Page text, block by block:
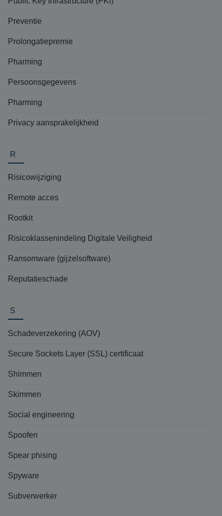
Preventie
Prolongatiepremie
Pharming
Persoonsgegevens
Pharming
Privacy aansprakelijkheid
R
Risicowijziging
Remote acces
Rootkit
Risicoklassenindeling Digitale Veiligheid
Ransomware (gijzelsoftware)
Reputatieschade
S
Schadeverzekering (AOV)
Secure Sockets Layer (SSL) certificaat
Shimmen
Skimmen
Social engineering
Spoofen
Spear phising
Spyware
Subverwerker